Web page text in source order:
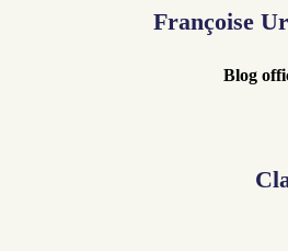
Françoise
Blog